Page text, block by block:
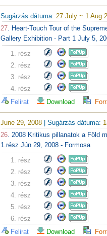
Sugárzás dátuma: 27 July ~ 1 Aug
27. Heart-Touch Tour of the
Gallery Exhibition - Part 1 July 5,
1. rész
2. rész
3. rész
4. rész
Felirat
Download
June 29, 2008 | Sugárzás dátuma:
26. 2008 Kritikus pillanatok a Föld
1.rész Jún 29, 2008 - Formosa
1. rész
2. rész
3. rész
4. rész
5. rész
6. rész
Felirat
Download